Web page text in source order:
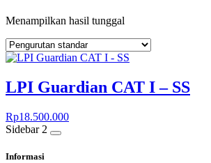
Menampilkan hasil tunggal
LPI Guardian CAT I – SS
Rp18.500.000
Sidebar 2
Informasi